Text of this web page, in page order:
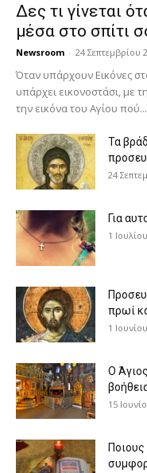
Δες τι γίνεται
μέσα στο σπίτι
Newsroom - 24 Σεπτεμβρίου
Όταν υπάρχουν Εικόνες
υπάρχει εικονοστάσι, με
την εικόνα του Αγίου πού...
Τα
24
Για
1
πρωί
1
Ο
15